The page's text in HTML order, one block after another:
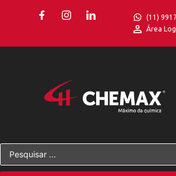
(11)
Área